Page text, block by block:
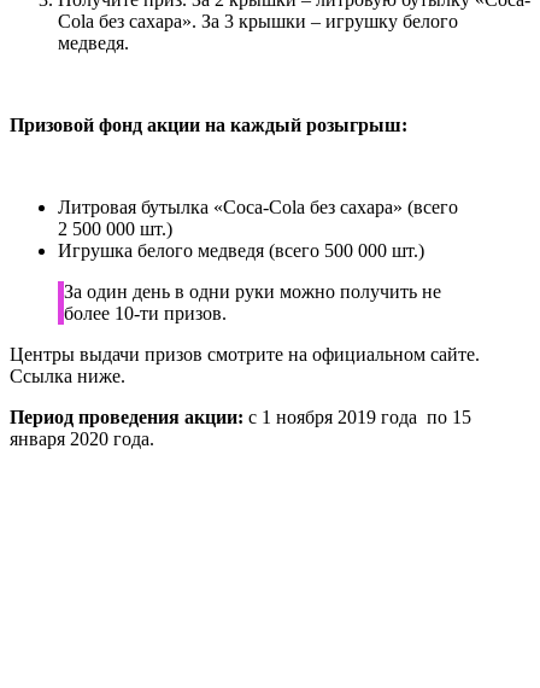
Cola без сахара». За 3 крышки – игрушку белого
медведя.
Призовой фонд акции на каждый розыгрыш:
Литровая бутылка «Coca-Cola без сахара» (всего
2 500 000 шт.)
Игрушка белого медведя (всего 500 000 шт.)
За один день в одни руки можно получить не
более 10-ти призов.
Центры выдачи призов смотрите на официальном сайте.
Ссылка ниже.
Период проведения акции: с 1 ноября 2019 года по 15
января 2020 года.